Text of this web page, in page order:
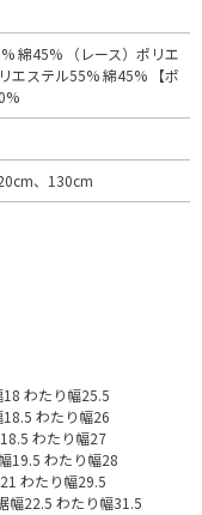
綿45% （レース）ポリエ
エステル55% 綿45% 【ポ
、130cm
わたり幅25.5
わたり幅26
わたり幅27
19.5 わたり幅28
わたり幅29.5
幅22.5 わたり幅31.5